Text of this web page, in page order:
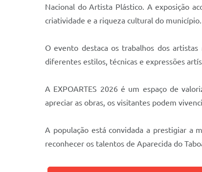
Nacional do Artista Plástico. A exposição
criatividade e a riqueza cultural do município.
O evento destaca os trabalhos dos
diferentes estilos, técnicas e expressões
A EXPOARTES 2026 é um espaço de
apreciar as obras, os visitantes podem
A população está convidada a prestigiar a
reconhecer os talentos de Aparecida do